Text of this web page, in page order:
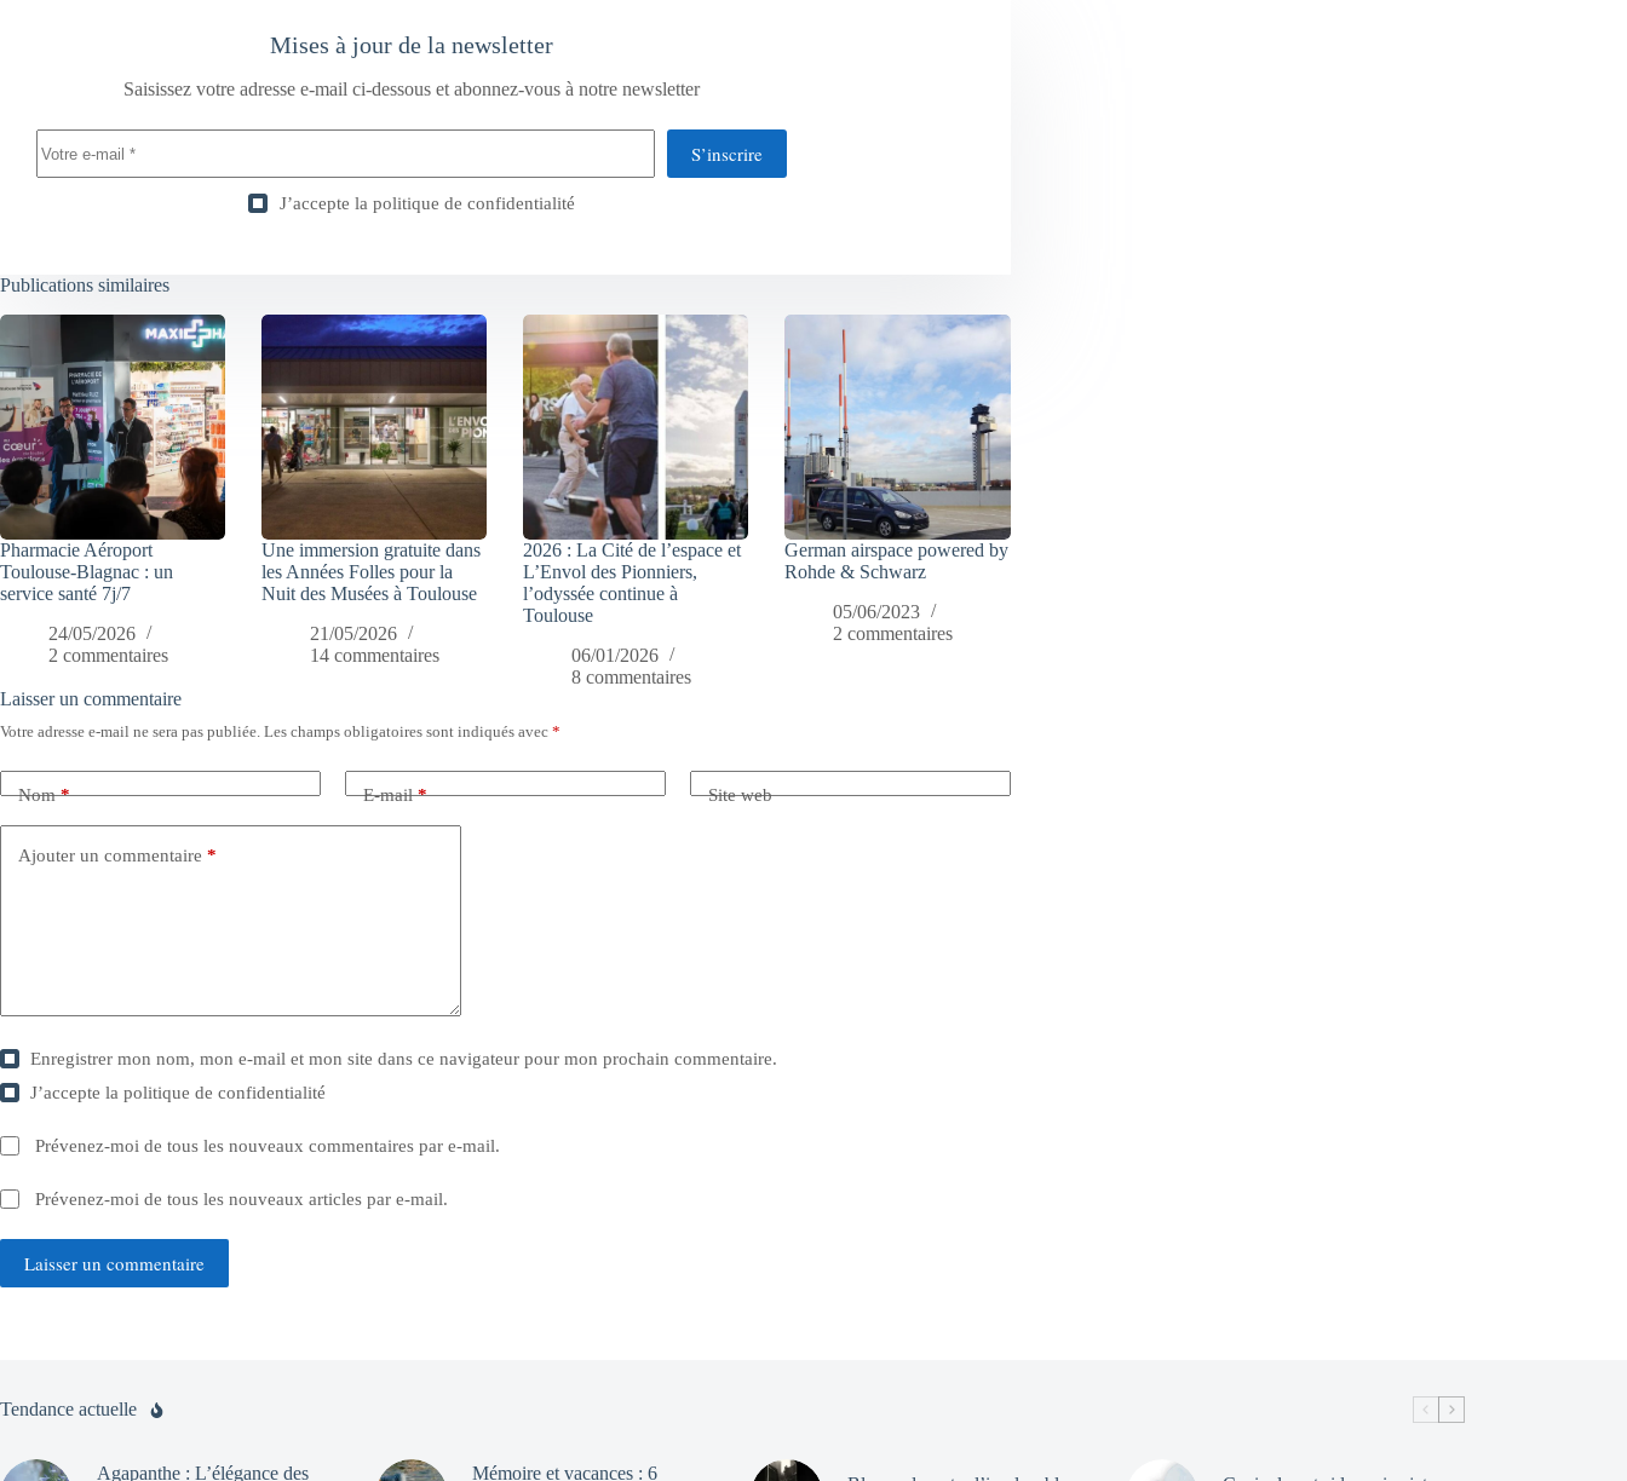
Mises à jour de la newsletter
Saisissez votre adresse e-mail ci-dessous et abonnez-vous à notre newsletter
S’inscrire
J’accepte la politique de confidentialité
Publications similaires
Pharmacie Aéroport
Toulouse-Blagnac : un
service santé 7j/7
24/05/2026
2 commentaires
Une immersion gratuite dans
les Années Folles pour la
Nuit des Musées à Toulouse
21/05/2026
14 commentaires
2026 : La Cité de l’espace et
L’Envol des Pionniers,
l’odyssée continue à
Toulouse
06/01/2026
8 commentaires
German airspace powered by
Rohde & Schwarz
05/06/2023
2 commentaires
Laisser un commentaire
Votre adresse e-mail ne sera pas publiée. Les champs obligatoires sont indiqués avec *
Nom* E-mail* Site web
Ajouter un commentaire *
Enregistrer mon nom, mon e-mail et mon site dans ce navigateur pour mon prochain commentaire.
J’accepte lapolitique de confidentialité
Prévenez-moi de tous les nouveaux commentaires par e-mail.
Prévenez-moi de tous les nouveaux articles par e-mail.
Laisser un commentaire
Tendance actuelle
Agapanthe : L’élégance des Mémoire et vacances : 6